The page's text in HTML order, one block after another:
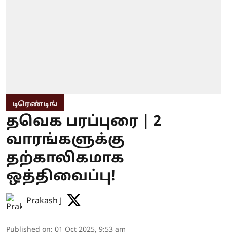
டிரெண்டிங்
தவெக பரப்புரை | 2
வாரங்களுக்கு
தற்காலிகமாக
ஒத்திவைப்பு!
Prakash J
Published on: 01 Oct 2025, 9:53 am